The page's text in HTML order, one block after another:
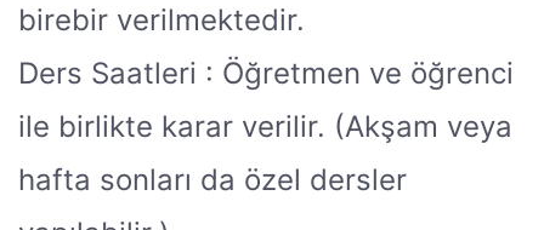
birebir verilmektedir.
Ders Saatleri : Öğretmen ve öğrenci
ile birlikte karar verilir. (Akşam veya
hafta sonları da özel dersler